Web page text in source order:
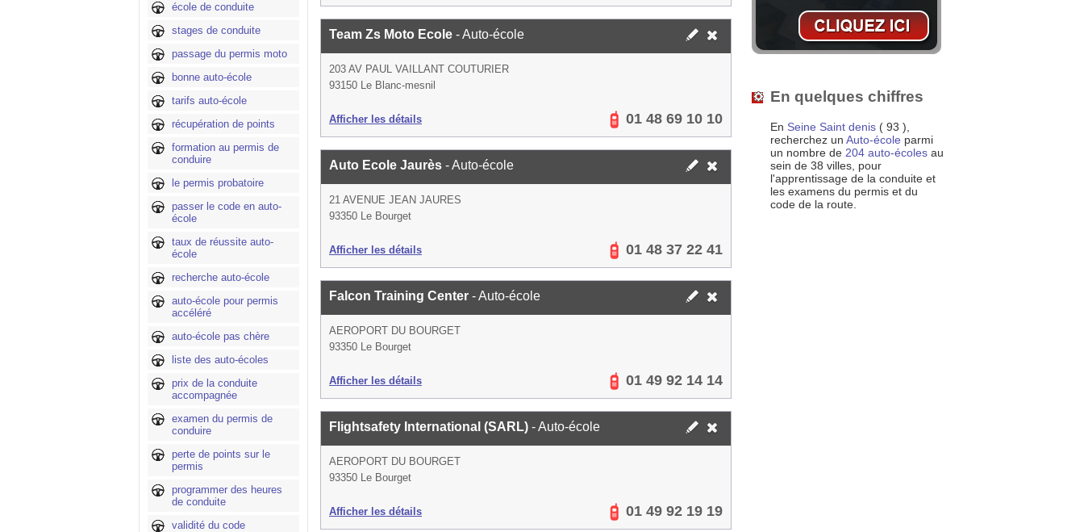
école de conduite
stages de conduite
passage du permis moto
bonne auto-école
tarifs auto-école
récupération de points
formation au permis de
conduire
le permis probatoire
passer le code en auto-
école
taux de réussite auto-
école
recherche auto-école
auto-école pour permis
accéléré
auto-école pas chère
liste des auto-écoles
prix de la conduite
accompagnée
examen du permis de
conduire
perte de points sur le
permis
programmer des heures
de conduite
validité du code
Team Zs Moto Ecole - Auto-école
203 AV PAUL VAILLANT COUTURIER
93150 Le Blanc-mesnil
Afficher les détails 01 48 69 10 10
Auto Ecole Jaurès - Auto-école
21 AVENUE JEAN JAURES
93350 Le Bourget
Afficher les détails 01 48 37 22 41
Falcon Training Center - Auto-école
AEROPORT DU BOURGET
93350 Le Bourget
Afficher les détails 01 49 92 14 14
Flightsafety International (SARL) - Auto-école
AEROPORT DU BOURGET
93350 Le Bourget
Afficher les détails 01 49 92 19 19
En quelques chiffres
En Seine Saint denis ( 93 ),
recherchez un Auto-école parmi
un nombre de 204 auto-écoles au
sein de 38 villes, pour
l'apprentissage de la conduite et
les examens du permis et du
code de la route.